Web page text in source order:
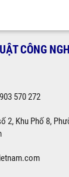
CÔNG
570 272
Khu Phố 8,